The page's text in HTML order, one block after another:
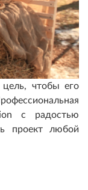
чтобы его
с радостью
проект любой